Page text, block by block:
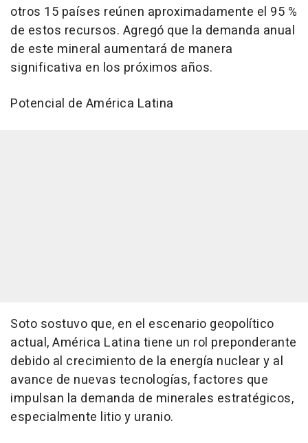
otros 15 países reúnen aproximadamente el 95 %
de estos recursos. Agregó que la demanda anual
de este mineral aumentará de manera
significativa en los próximos años.
Potencial de América Latina
Soto sostuvo que, en el escenario geopolítico
actual, América Latina tiene un rol preponderante
debido al crecimiento de la energía nuclear y al
avance de nuevas tecnologías, factores que
impulsan la demanda de minerales estratégicos,
especialmente litio y uranio.